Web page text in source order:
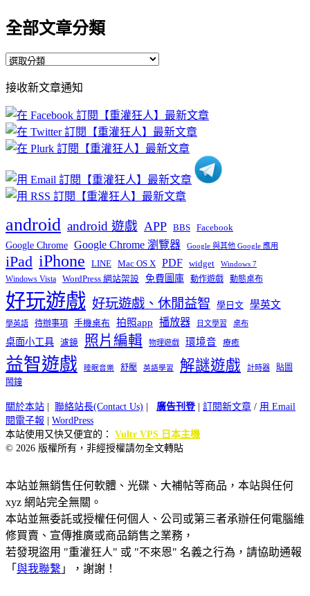
全部文章分類
全
文
章
分
類
接收新文章通知
android android 遊戲 APP BBS Facebook
Google Chrome Google Chrome 瀏覽器 Google 與其他 Google 應用
iPad iPhone LINE Mac OS X PDF widget Windows 7
Windows Vista WordPress 網站架設 免費圖庫 動作遊戲 動態桌布
好玩遊戲 好玩遊戲、休閒益智 學日文 學英文
學英語 待辦事項 手機桌布 拍照app 播放器 日文學習 桌布
桌面小工具 濾鏡 照片編輯 物理遊戲 環境音 療癒
益智遊戲 睡眠音樂 舒壓 英語學習 解謎遊戲 計時器
貼圖
鬧鐘
關於本站 | 聯絡站長(Contact Us) | 廣告刊登| 訂閱新文章 / 用 Email
閱電子報 | WordPress
本站使用又快又便宜的： Vultr VPS 日本主機
© 2026 版權所有，非經授權請勿全文轉貼
本站並無銷售任何軟體、光碟、大補帖等商品，本站與任何
xyz 網站完全無關。
本站並無委託或授權任何個人、公司或第三者承辦任何電腦維
修買賣、宣傳推廣或商品銷售之業務，
若發現盜用 "重灌狂人" 或 "不來恩" 名義之行為，請協助通報
「 與我聯繫 」，謝謝！